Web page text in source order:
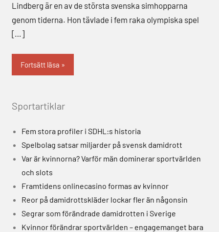
Lindberg är en av de största svenska simhopparna
genom tiderna. Hon tävlade i fem raka olympiska spel
[…]
Fortsätt läsa
Sportartiklar
Fem stora profiler i SDHL:s historia
Spelbolag satsar miljarder på svensk damidrott
Var är kvinnorna? Varför män dominerar sportvärlden
och slots
Framtidens onlinecasino formas av kvinnor
Reor på damidrottskläder lockar fler än någonsin
Segrar som förändrade damidrotten i Sverige
Kvinnor förändrar sportvärlden – engagemanget bara